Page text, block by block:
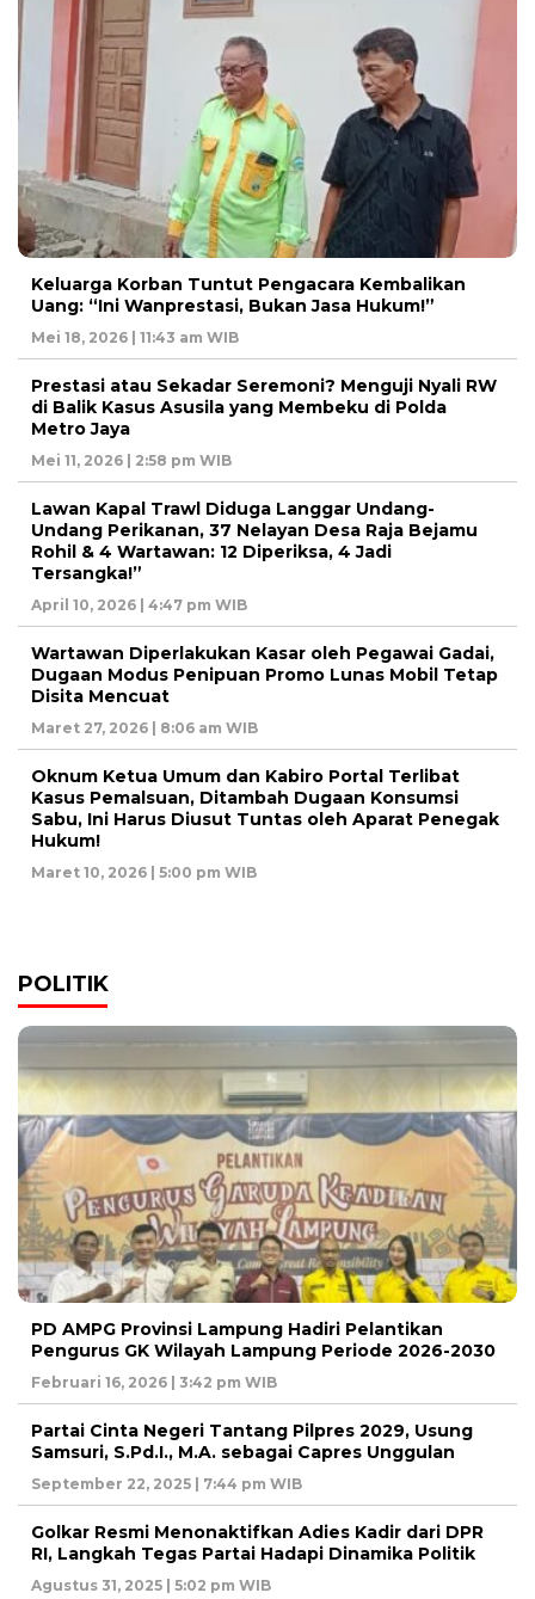
Keluarga Korban Tuntut Pengacara Kembalikan
Uang: “Ini Wanprestasi, Bukan Jasa Hukum!”
Mei 18, 2026 | 11:43 am WIB
Prestasi atau Sekadar Seremoni? Menguji Nyali RW
di Balik Kasus Asusila yang Membeku di Polda
Metro Jaya
Mei 11, 2026 | 2:58 pm WIB
Lawan Kapal Trawl Diduga Langgar Undang-
Undang Perikanan, 37 Nelayan Desa Raja Bejamu
Rohil & 4 Wartawan: 12 Diperiksa, 4 Jadi
Tersangka!”
April 10, 2026 | 4:47 pm WIB
Wartawan Diperlakukan Kasar oleh Pegawai Gadai,
Dugaan Modus Penipuan Promo Lunas Mobil Tetap
Disita Mencuat
Maret 27, 2026 | 8:06 am WIB
Oknum Ketua Umum dan Kabiro Portal Terlibat
Kasus Pemalsuan, Ditambah Dugaan Konsumsi
Sabu, Ini Harus Diusut Tuntas oleh Aparat Penegak
Hukum!
Maret 10, 2026 | 5:00 pm WIB
POLITIK
PD AMPG Provinsi Lampung Hadiri Pelantikan
Pengurus GK Wilayah Lampung Periode 2026-2030
Februari 16, 2026 | 3:42 pm WIB
Partai Cinta Negeri Tantang Pilpres 2029, Usung
Samsuri, S.Pd.I., M.A. sebagai Capres Unggulan
September 22, 2025 | 7:44 pm WIB
Golkar Resmi Menonaktifkan Adies Kadir dari DPR
RI, Langkah Tegas Partai Hadapi Dinamika Politik
Agustus 31, 2025 | 5:02 pm WIB